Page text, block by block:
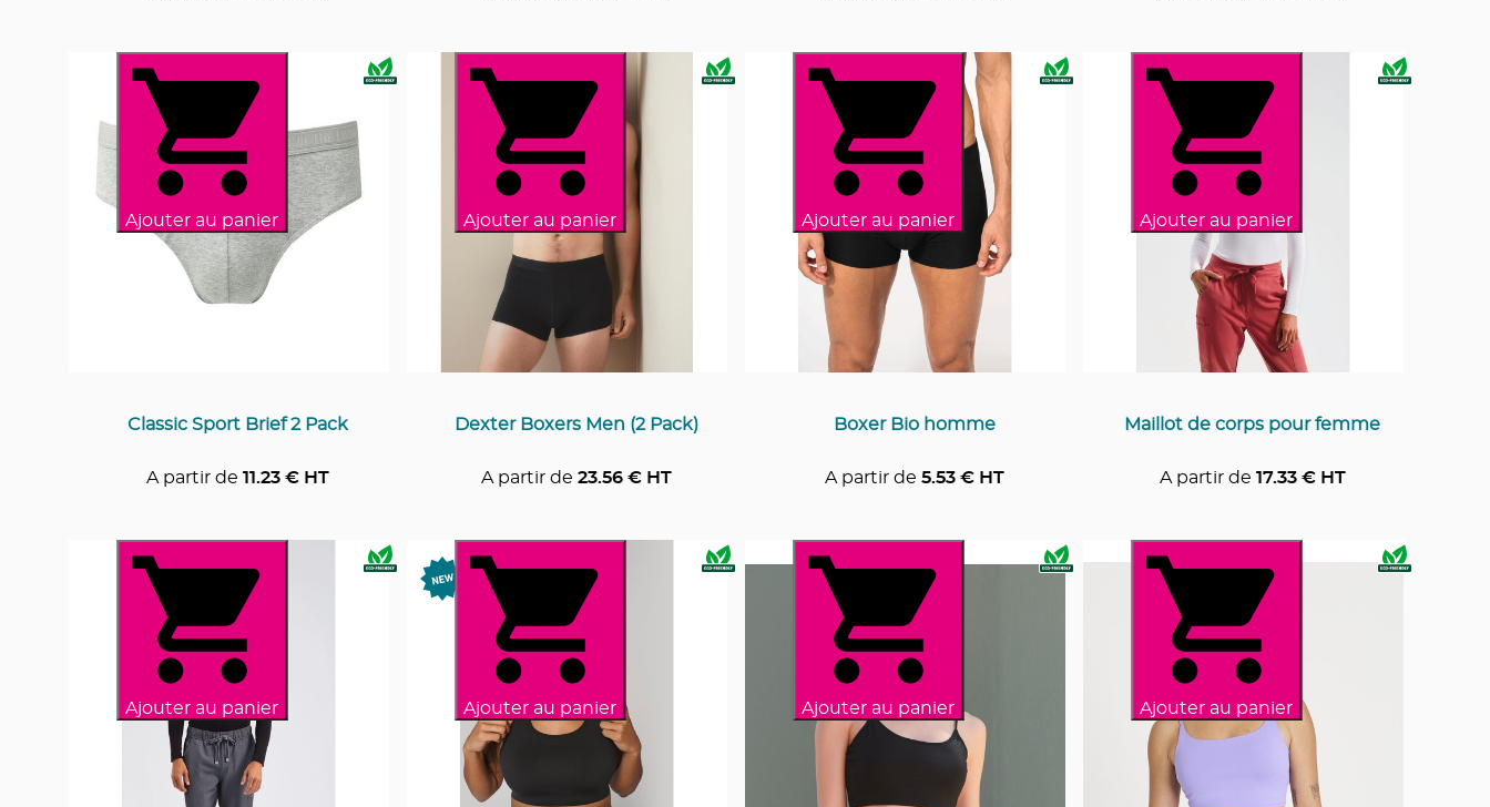
Ajouter au panier
Classic Sport Brief 2 Pack
A partir de 11.23 € HT
Ajouter au panier
Dexter Boxers Men (2 Pack)
A partir de 23.56€ HT
Ajouter au panier
Boxer Bio homme
A partir de 5.53€ HT
Ajouter au panier
Maillot de corps pour femme
A partir de 17.33€ HT
Ajouter au panier Ajouter au panier Ajouter au panier Ajouter au panier